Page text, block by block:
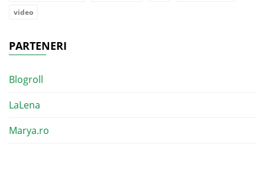
video
PARTENERI
Blogroll
LaLena
Marya.ro